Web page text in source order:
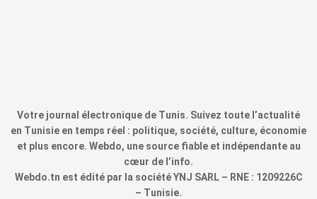
Votre journal électronique de Tunis. Suivez toute l’actualité
en Tunisie en temps réel : politique, société, culture, économie
et plus encore. Webdo, une source fiable et indépendante au
cœur de l’info.
Webdo.tn est édité par la société YNJ SARL – RNE : 1209226C
– Tunisie.